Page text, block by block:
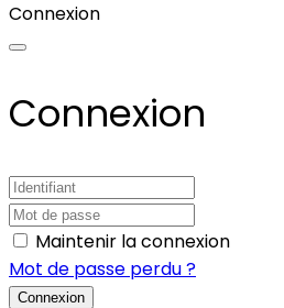
Connexion
Connexion
Maintenir la connexion
Mot de passe perdu ?
Connexion